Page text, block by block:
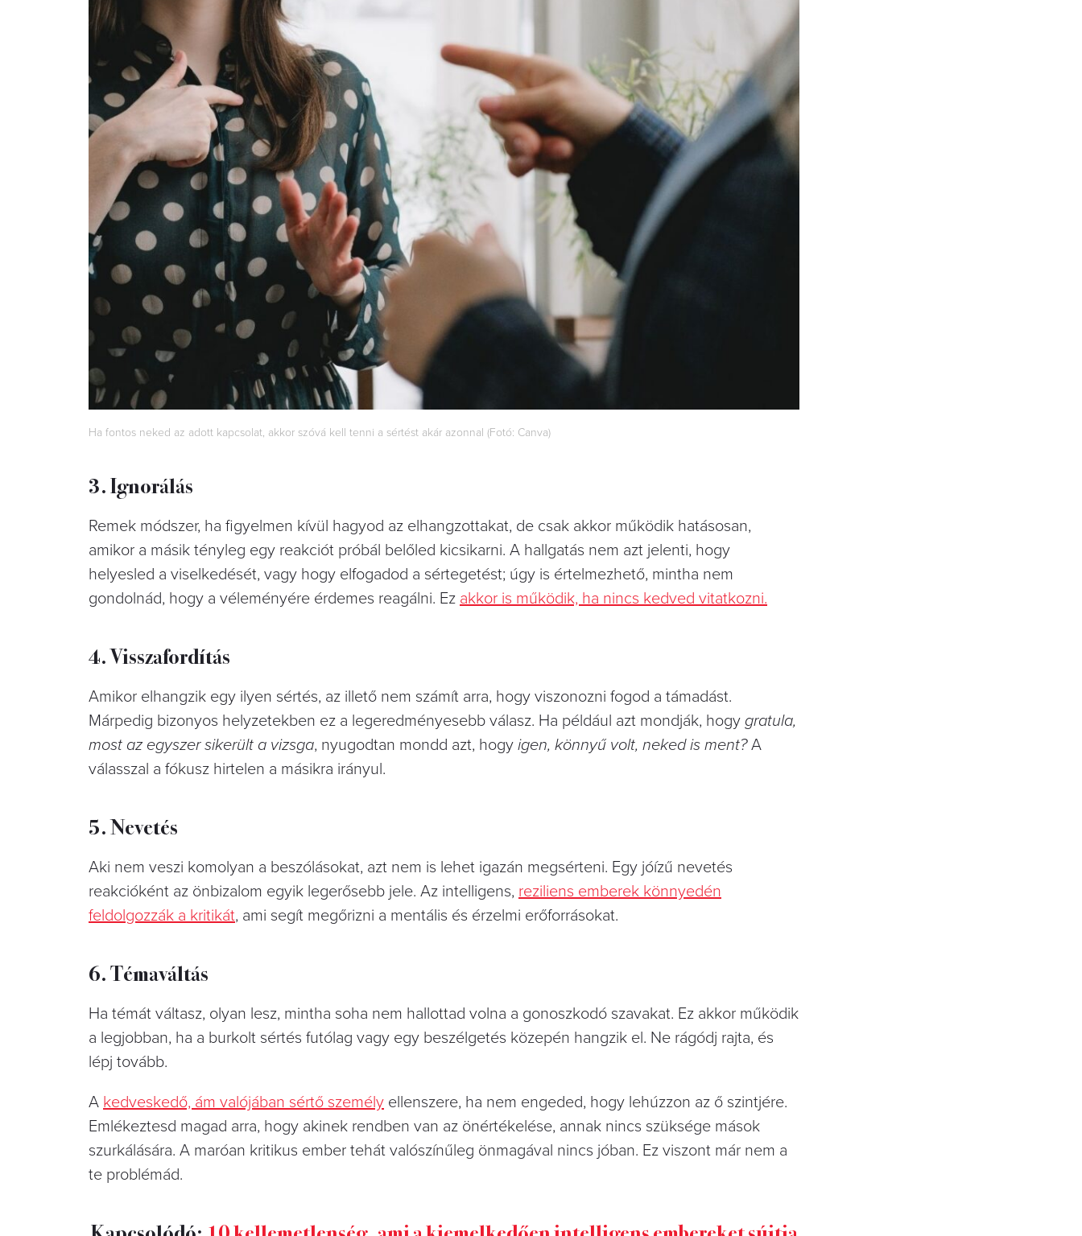
Ha fontos neked az adott kapcsolat, akkor szóvá kell tenni a sértést akár azonnal (Fotó: Canva)
3. Ignorálás
Remek módszer, ha figyelmen kívül hagyod az elhangzottakat, de csak akkor működik hatásosan,
amikor a másik tényleg egy reakciót próbál belőled kicsikarni. A hallgatás nem azt jelenti, hogy
helyesled a viselkedését, vagy hogy elfogadod a sértegetést; úgy is értelmezhető, mintha nem
gondolnád, hogy a véleményére érdemes reagálni. Ez akkor is működik, ha nincs kedved vitatkozni.
4. Visszafordítás
Amikor elhangzik egy ilyen sértés, az illető nem számít arra, hogy viszonozni fogod a támadást.
Márpedig bizonyos helyzetekben ez a legeredményesebb válasz. Ha például azt mondják, hogy gratula,
most az egyszer sikerült a vizsga, nyugodtan mondd azt, hogy igen, könnyű volt, neked is ment?A
válasszal a fókusz hirtelen a másikra irányul.
5. Nevetés
Aki nem veszi komolyan a beszólásokat, azt nem is lehet igazán megsérteni. Egy jóízű nevetés
reakcióként az önbizalom egyik legerősebb jele. Az intelligens, reziliens emberek könnyedén
feldolgozzák a kritikát, ami segít megőrizni a mentális és érzelmi erőforrásokat.
6. Témaváltás
Ha témát váltasz, olyan lesz, mintha soha nem hallottad volna a gonoszkodó szavakat. Ez akkor működik
a legjobban, ha a burkolt sértés futólag vagy egy beszélgetés közepén hangzik el. Ne rágódj rajta, és
lépj tovább.
A kedveskedő, ám valójában sértő személy ellenszere, ha nem engeded, hogy lehúzzon az ő szintjére.
Emlékeztesd magad arra, hogy akinek rendben van az önértékelése, annak nincs szüksége mások
szurkálására. A maróan kritikus ember tehát valószínűleg önmagával nincs jóban. Ez viszont már nem a
te problémád.